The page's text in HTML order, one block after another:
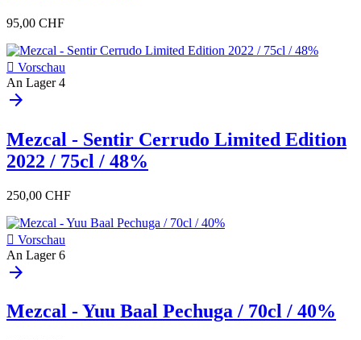
95,00 CHF
 Vorschau
An Lager 4
arrow_forward
Mezcal - Sentir Cerrudo Limited Edition
2022 / 75cl / 48%
250,00 CHF
 Vorschau
An Lager 6
arrow_forward
Mezcal - Yuu Baal Pechuga / 70cl / 40%